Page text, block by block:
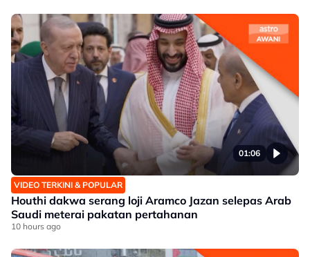
01:06
VIDEO TERKINI & POPULAR
Houthi dakwa serang loji Aramco Jazan selepas Arab
Saudi meterai pakatan pertahanan
10 hours ago